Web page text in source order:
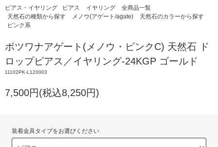
ピアス・イヤリング ピアス イヤリング
全商品一覧
天然石の種類から探す
メノウ(アゲート/agate)
天然石のカラーから探す
ピンク系
ボツワナアゲート(メノウ・ピンクC) 天然石 ド
ロップピアス／イヤリング-24KGP ゴールド
11102PK-L120003
7,500円(税込8,250円)
装着金具タイプをお選びください